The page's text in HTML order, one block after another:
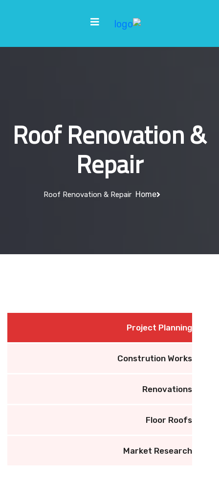
Roof Renovation &
Repair
Home
Roof Renovation & Repair
Project Planning
Constrution Works
Renovations
Floor Roofs
Market Research